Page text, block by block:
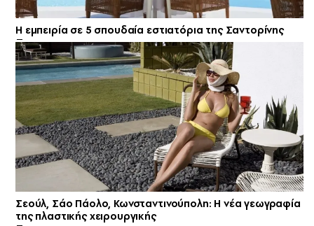
Η εμπειρία σε 5 σπουδαία εστιατόρια της Σαντορίνης
Σεούλ, Σάο Πάολο, Κωνσταντινούπολη: Η νέα γεωγραφία
της πλαστικής χειρουργικής